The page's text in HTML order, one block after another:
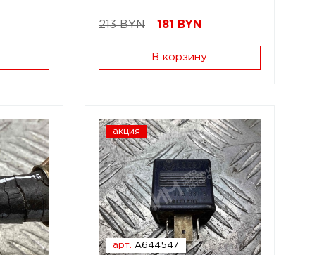
213 BYN 181 BYN
В корзину
акция
арт. A644547